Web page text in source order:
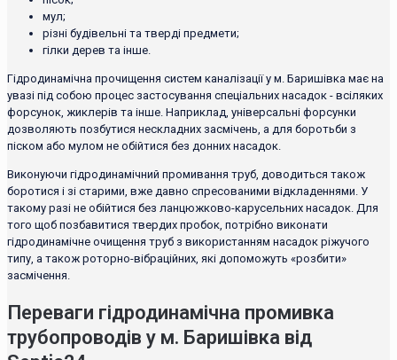
мул;
різні будівельні та тверді предмети;
гілки дерев та інше.
Гідродинамічна прочищення систем каналізації у м. Баришівка має на
увазі під собою процес застосування спеціальних насадок - всіляких
форсунок, жиклерів та інше. Наприклад, універсальні форсунки
дозволяють позбутися нескладних засмічень, а для боротьби з
піском або мулом не обійтися без донних насадок.
Виконуючи гідродинамічний промивання труб, доводиться також
боротися і зі старими, вже давно спресованими відкладеннями. У
такому разі не обійтися без ланцюжково-карусельних насадок. Для
того щоб позбавитися твердих пробок, потрібно виконати
гідродинамічне очищення труб з використанням насадок ріжучого
типу, а також роторно-вібраційних, які допоможуть «розбити»
засмічення.
Переваги гідродинамічна промивка
трубопроводів у м. Баришівка від